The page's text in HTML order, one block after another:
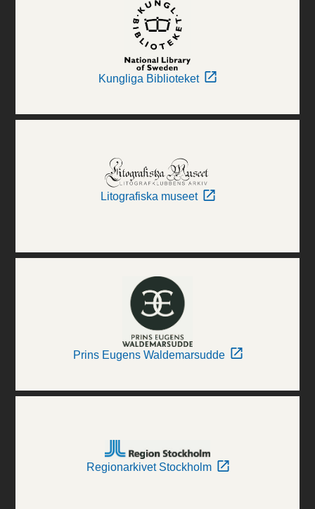
Kungliga Biblioteket
Litografiska museet
Prins Eugens Waldemarsudde
Regionarkivet Stockholm